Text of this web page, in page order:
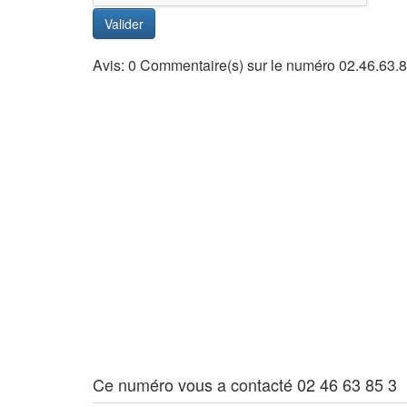
Valider
Avis: 0 Commentaire(s) sur le numéro
Ce numéro vous a contacté 02 46 63 85 3